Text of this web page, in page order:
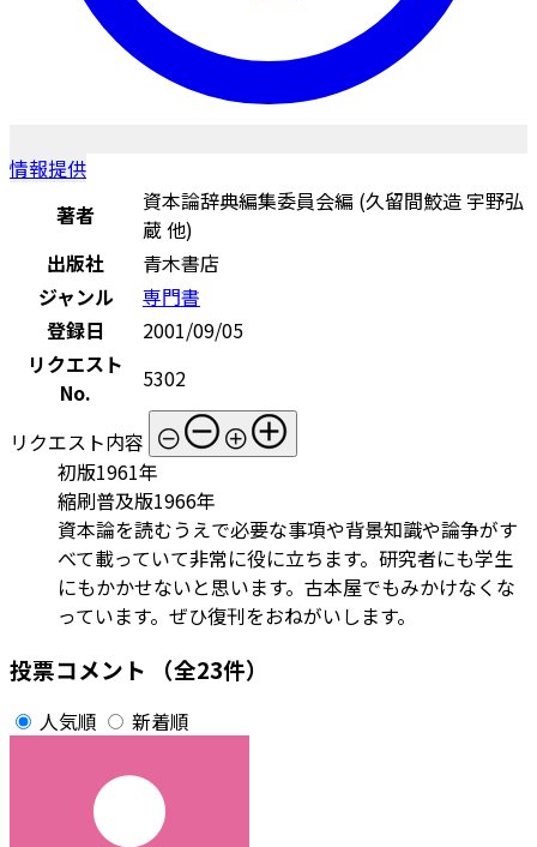
情報提供
著者
資本論辞典編集委員会編 (久留間鮫造 宇野弘
蔵 他)
出版社
青木書店
ジャンル
専門書
登録日
2001/09/05
リクエスト
No.
5302
リクエスト内容
初版1961年
縮刷普及版1966年
資本論を読むうえで必要な事項や背景知識や論争がす
べて載っていて非常に役に立ちます。研究者にも学生
にもかかせないと思います。古本屋でもみかけなくな
っています。ぜひ復刊をおねがいします。
投票コメント （全23件）
人気順 新着順